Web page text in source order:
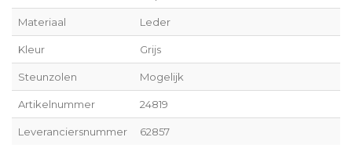
Materiaal Leder
Kleur Grijs
Steunzolen Mogelijk
Artikelnummer 24819
Leveranciersnummer 62857